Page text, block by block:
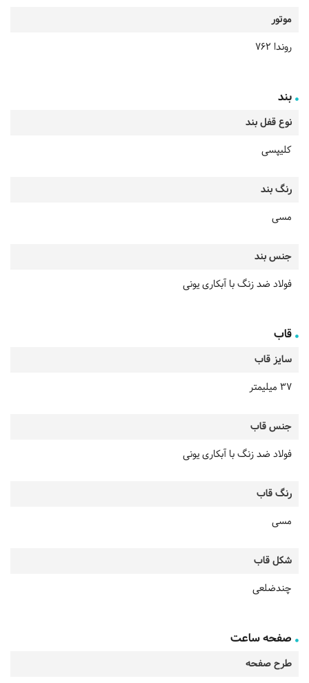
موتور
روندا 762
بند
نوع قفل بند
کلیپسی
رنگ بند
مسی
جنس بند
فولاد ضد زنگ با آبکاری یونی
قاب
سایز قاب
37 میلیمتر
جنس قاب
فولاد ضد زنگ با آبکاری یونی
رنگ قاب
مسی
شکل قاب
چندضلعی
صفحه ساعت
طرح صفحه